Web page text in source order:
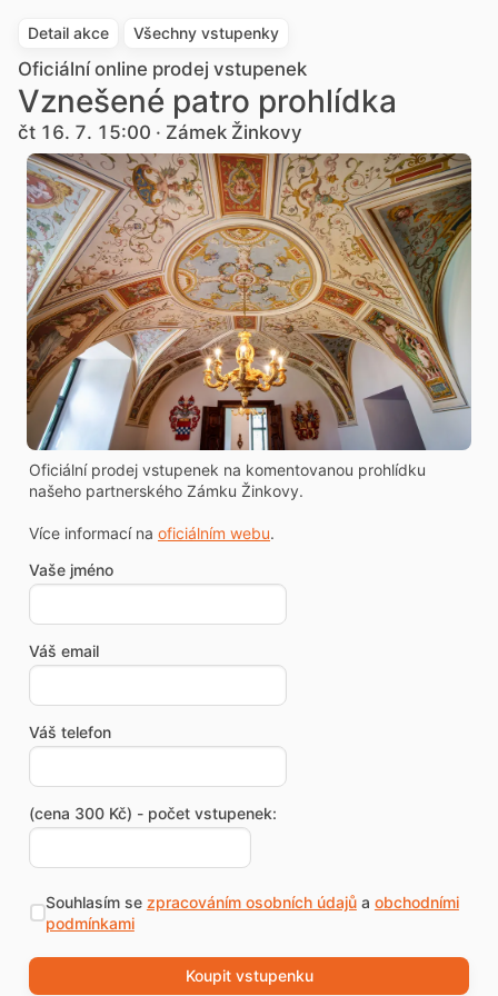
Detail akce Všechny vstupenky
Oficiální online prodej vstupenek
Vznešené patro prohlídka
čt 16. 7. 15:00 · Zámek Žinkovy
Oficiální prodej vstupenek na komentovanou prohlídku
našeho partnerského Zámku Žinkovy.
Více informací na oficiálním webu.
Vaše jméno
Váš email
Váš telefon
(cena 300 Kč) - počet vstupenek:
Souhlasím se zpracováním osobních údajůa obchodními
podmínkami
Koupit vstupenku